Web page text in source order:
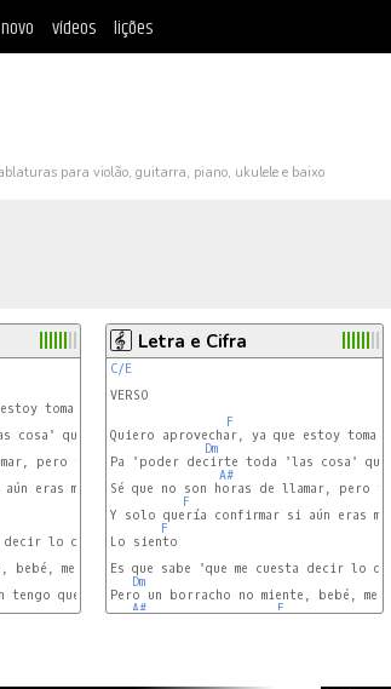
vídeos lições
para violão, guitarra, piano, ukulele e baixo
toma'o
que me he guarda'o
pero te vi en línea
eras mi niña
decir lo que siento, eh
bebé, me arrepiento
B
que estar ebrio
Letra e Cifra
C/E
VERSO
F
Quiero aprovechar, ya que estoy toma'o
Dm
Pa 'poder decirte toda 'las cosa' que
A#
Sé que no son horas de llamar, pero
F
Y solo quería confirmar si aún eras mi
F
Lo siento
Es que sabe 'que me cuesta decir lo
Dm
Pero un borracho no miente, bebé, me
A#
F